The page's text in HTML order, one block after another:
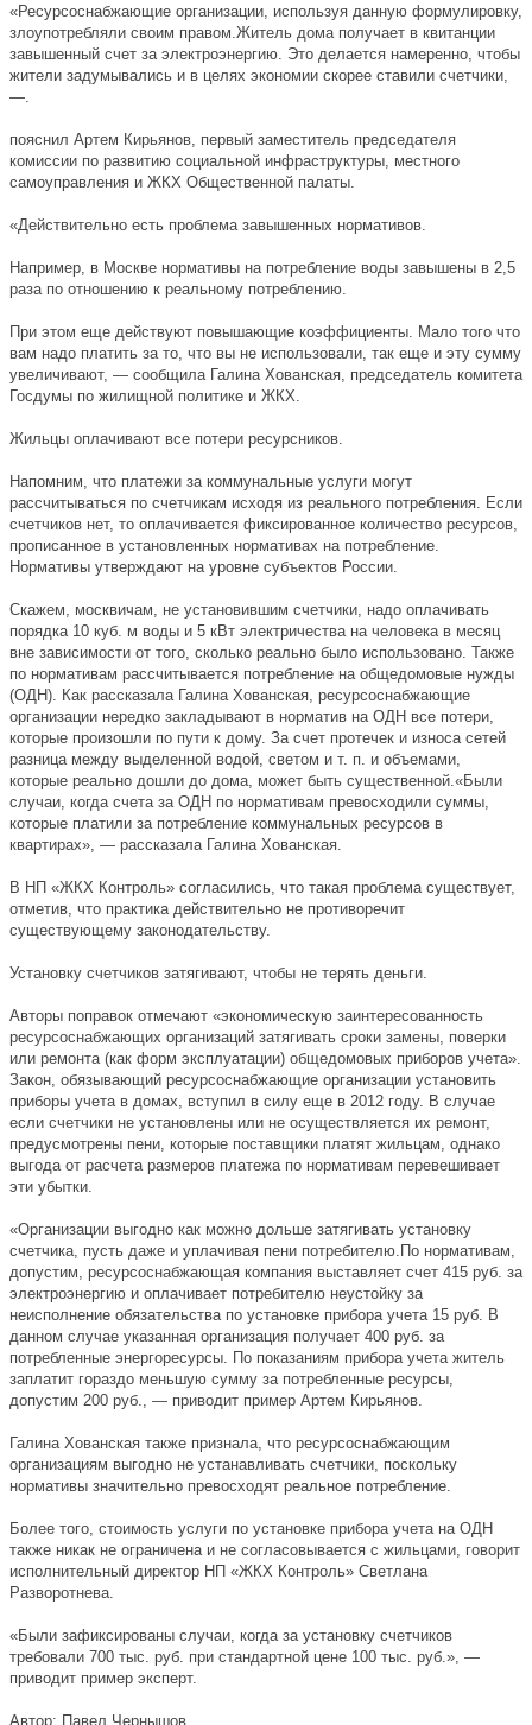
«Ресурсоснабжающие организации, используя данную формулировку,
злоупотребляли своим правом.Житель дома получает в квитанции
завышенный счет за электроэнергию. Это делается намеренно, чтобы
жители задумывались и в целях экономии скорее ставили счетчики,
—.
пояснил Артем Кирьянов, первый заместитель председателя
комиссии по развитию социальной инфраструктуры, местного
самоуправления и ЖКХ Общественной палаты.
«Действительно есть проблема завышенных нормативов.
Например, в Москве нормативы на потребление воды завышены в 2,5
раза по отношению к реальному потреблению.
При этом еще действуют повышающие коэффициенты. Мало того что
вам надо платить за то, что вы не использовали, так еще и эту сумму
увеличивают, — сообщила Галина Хованская, председатель комитета
Госдумы по жилищной политике и ЖКХ.
Жильцы оплачивают все потери ресурсников.
Напомним, что платежи за коммунальные услуги могут
рассчитываться по счетчикам исходя из реального потребления. Если
счетчиков нет, то оплачивается фиксированное количество ресурсов,
прописанное в установленных нормативах на потребление.
Нормативы утверждают на уровне субъектов России.
Скажем, москвичам, не установившим счетчики, надо оплачивать
порядка 10 куб. м воды и 5 кВт электричества на человека в месяц
вне зависимости от того, сколько реально было использовано. Также
по нормативам рассчитывается потребление на общедомовые нужды
(ОДН). Как рассказала Галина Хованская, ресурсоснабжающие
организации нередко закладывают в норматив на ОДН все потери,
которые произошли по пути к дому. За счет протечек и износа сетей
разница между выделенной водой, светом и т. п. и объемами,
которые реально дошли до дома, может быть существенной.«Были
случаи, когда счета за ОДН по нормативам превосходили суммы,
которые платили за потребление коммунальных ресурсов в
квартирах», — рассказала Галина Хованская.
В НП «ЖКХ Контроль» согласились, что такая проблема существует,
отметив, что практика действительно не противоречит
существующему законодательству.
Установку счетчиков затягивают, чтобы не терять деньги.
Авторы поправок отмечают «экономическую заинтересованность
ресурсоснабжающих организаций затягивать сроки замены, поверки
или ремонта (как форм эксплуатации) общедомовых приборов учета».
Закон, обязывающий ресурсоснабжающие организации установить
приборы учета в домах, вступил в силу еще в 2012 году. В случае
если счетчики не установлены или не осуществляется их ремонт,
предусмотрены пени, которые поставщики платят жильцам, однако
выгода от расчета размеров платежа по нормативам перевешивает
эти убытки.
«Организации выгодно как можно дольше затягивать установку
счетчика, пусть даже и уплачивая пени потребителю.По нормативам,
допустим, ресурсоснабжающая компания выставляет счет 415 руб. за
электроэнергию и оплачивает потребителю неустойку за
неисполнение обязательства по установке прибора учета 15 руб. В
данном случае указанная организация получает 400 руб. за
потребленные энергоресурсы. По показаниям прибора учета житель
заплатит гораздо меньшую сумму за потребленные ресурсы,
допустим 200 руб., — приводит пример Артем Кирьянов.
Галина Хованская также признала, что ресурсоснабжающим
организациям выгодно не устанавливать счетчики, поскольку
нормативы значительно превосходят реальное потребление.
Более того, стоимость услуги по установке прибора учета на ОДН
также никак не ограничена и не согласовывается с жильцами, говорит
исполнительный директор НП «ЖКХ Контроль» Светлана
Разворотнева.
«Были зафиксированы случаи, когда за установку счетчиков
требовали 700 тыс. руб. при стандартной цене 100 тыс. руб.», —
приводит пример эксперт.
Автор: Павел Чернышов